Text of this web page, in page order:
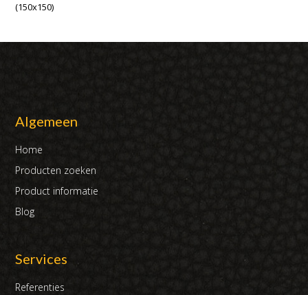
(150x150)
Algemeen
Home
Producten zoeken
Product informatie
Blog
Services
Referenties